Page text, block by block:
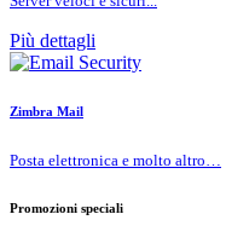
Più dettagli
Zimbra Mail
Posta elettronica e molto altro…
Promozioni speciali